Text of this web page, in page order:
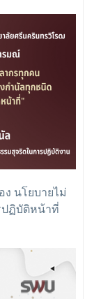
นโยบายไม่
ฏิบัติหน้าที่